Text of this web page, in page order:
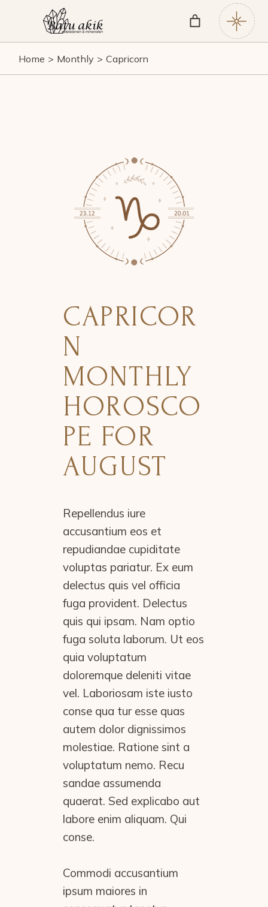
Home Monthly Capricorn
CAPRICOR
N
MONTHLY
HOROSCO
PE FOR
AUGUST
Repellendus iure
accusantium eos et
repudiandae cupiditate
voluptas pariatur. Ex eum
delectus quis vel officia
fuga provident. Delectus
quis qui ipsam. Nam optio
fuga soluta laborum. Ut eos
quia voluptatum
doloremque deleniti vitae
vel. Laboriosam iste iusto
conse qua tur esse quas
autem dolor dignissimos
molestiae. Ratione sint a
voluptatum nemo. Recu
sandae assumenda
quaerat. Sed explicabo aut
labore enim aliquam. Qui
conse.
Commodi accusantium
ipsum maiores in